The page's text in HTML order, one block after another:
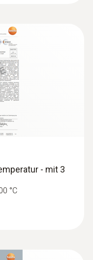
- mit 3
°C